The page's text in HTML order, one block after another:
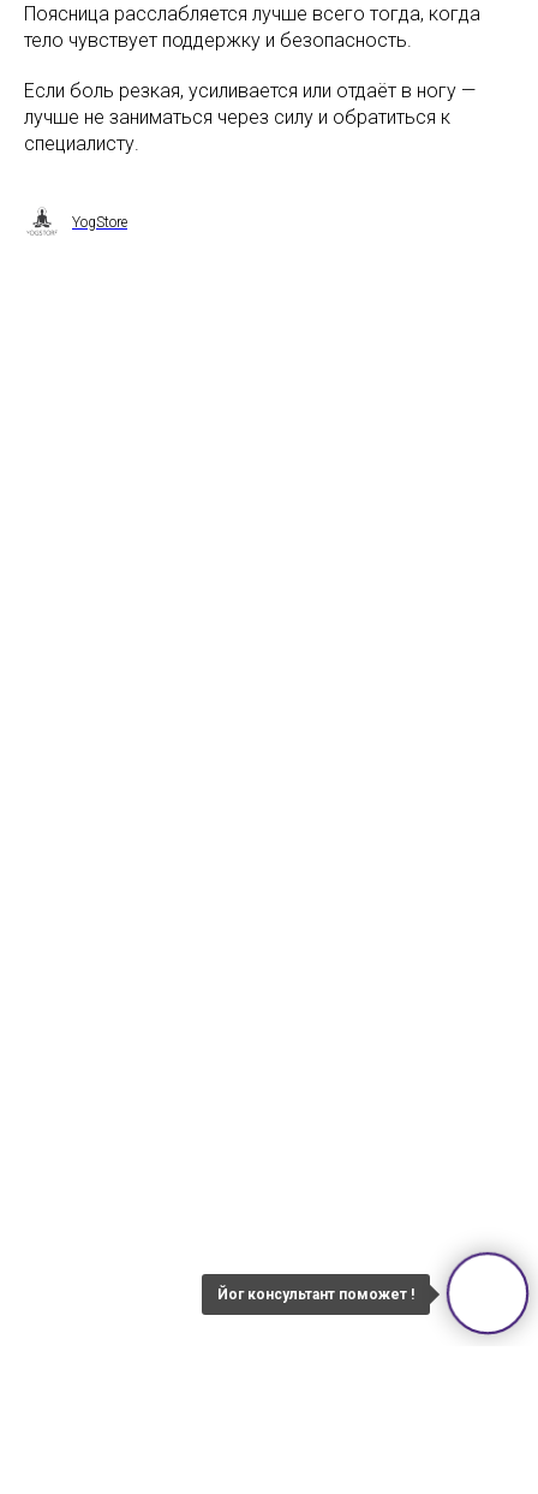
Поясница расслабляется лучше всего тогда, когда
тело чувствует поддержку и безопасность.
Если боль резкая, усиливается или отдаёт в ногу —
лучше не заниматься через силу и обратиться к
специалисту.
YogStore
Йог консультант поможет !